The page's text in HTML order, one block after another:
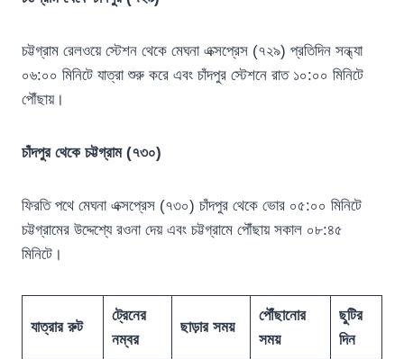
চট্টগ্রাম রেলওয়ে স্টেশন থেকে মেঘনা এক্সপ্রেস (৭২৯) প্রতিদিন সন্ধ্যা
০৬:০০ মিনিটে যাত্রা শুরু করে এবং চাঁদপুর স্টেশনে রাত ১০:০০ মিনিটে
পৌঁছায়।
চাঁদপুর থেকে চট্টগ্রাম (৭৩০)
ফিরতি পথে মেঘনা এক্সপ্রেস (৭৩০) চাঁদপুর থেকে ভোর ০৫:০০ মিনিটে
চট্টগ্রামের উদ্দেশ্যে রওনা দেয় এবং চট্টগ্রামে পৌঁছায় সকাল ০৮:৪৫
মিনিটে।
যাত্রার রুট
ট্রেনের
নম্বর
ছাড়ার সময়
পৌঁছানোর
সময়
ছুটির
দিন